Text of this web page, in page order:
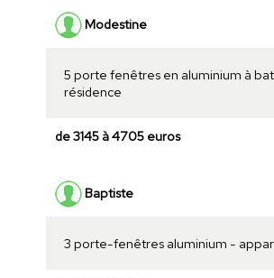
Modestine
5 porte fenêtres en aluminium à
résidence
de 3145 à 4705 euros
Baptiste
3 porte-fenêtres aluminium -